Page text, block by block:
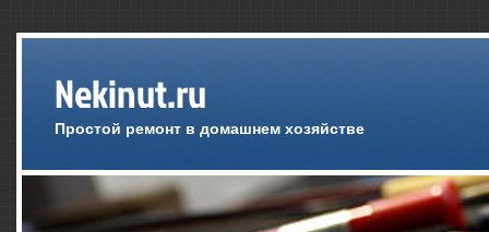
Nekinut.ru
Простой ремонт в домашнем хозяйстве